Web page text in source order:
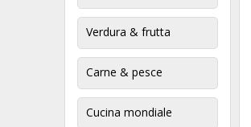
Verdura & frutta
Carne & pesce
Cucina mondiale